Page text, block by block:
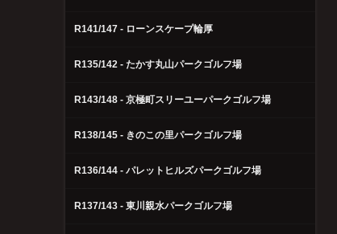
R141/147 - ローンスケープ輪厚
R135/142 - たかす丸山パークゴルフ場
R143/148 - 京極町スリーユーパークゴルフ場
R138/145 - きのこの里パークゴルフ場
R136/144 - パレットヒルズパークゴルフ場
R137/143 - 東川親水パークゴルフ場